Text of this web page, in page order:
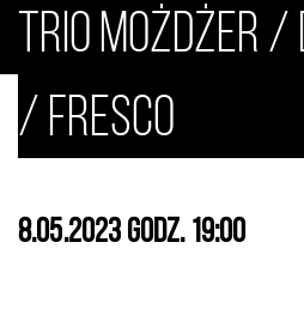
Trio Możdżer /
/ Fresco
8.05.2023 godz. 19:00